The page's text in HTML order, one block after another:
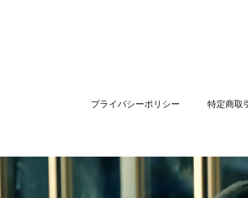
プライバシーポリシー 特定商取